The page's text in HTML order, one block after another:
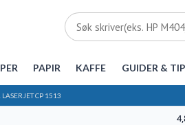
PAPIR KAFFE GUIDER &
LASERJET CP 1513